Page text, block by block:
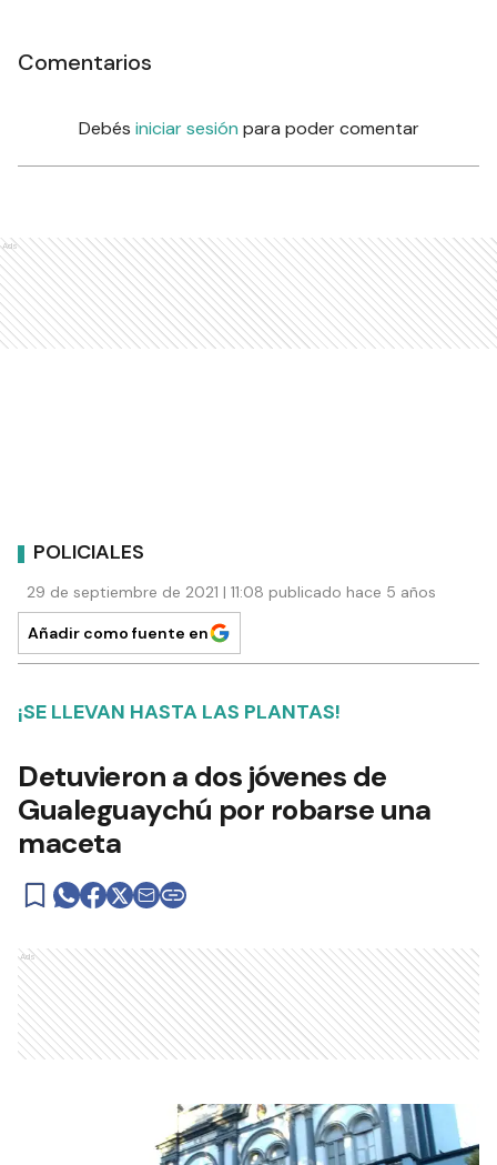
Comentarios
Debés iniciar sesión para poder comentar
Ads
POLICIALES
29 de septiembre de 2021 | 11:08 publicado hace 5 años
Añadir como fuente en
¡SE LLEVAN HASTA LAS PLANTAS!
Detuvieron a dos jóvenes de
Gualeguaychú por robarse una
maceta
Ads